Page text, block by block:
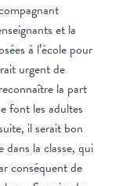
et la
à l’école pour
urgent de
la part
font les adultes
il serait bon
la classe, qui
conséquent de